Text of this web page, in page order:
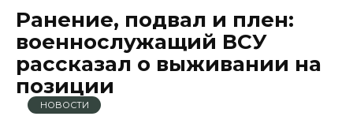
Ранение, подвал и плен:
военнослужащий ВСУ
рассказал о выживании на
позиции
НОВОСТИ